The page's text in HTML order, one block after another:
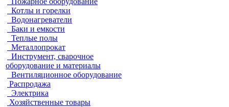
Котлы и горелки
Водонагреватели
Баки и емкости
Теплые полы
Металлопрокат
Инструмент, сварочное
оборудование и материалы
Вентиляционное оборудование
Распродажа
Электрика
Хозяйственные товары